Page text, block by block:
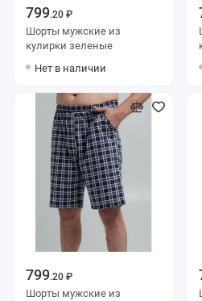
799.20 ₽
Шорты мужские из
кулирки зеленые
Нет в наличии
799.20 ₽
Шорты мужские из